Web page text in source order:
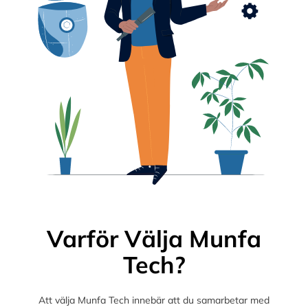
Varför Välja Munfa
Tech?
Att välja Munfa Tech innebär att du samarbetar med